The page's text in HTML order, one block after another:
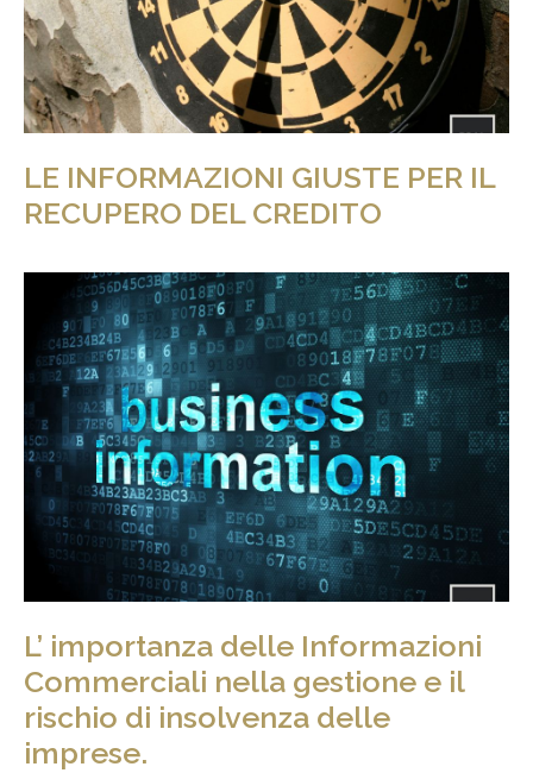
LE INFORMAZIONI GIUSTE PER IL
RECUPERO DEL CREDITO
L’ importanza delle Informazioni
Commerciali nella gestione e il
rischio di insolvenza delle
imprese.